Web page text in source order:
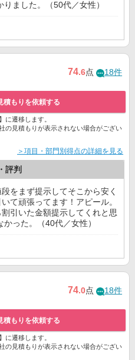
ました。（50代／女性）
74.6点 18件
積もりを依頼する
遷移します。
の見積もりが表示されない場合がござい
＞項目・部門別得点の詳細を見る
評判
をまず提示してそこから安く
て頑張ってます！アピール。
引いた金額提示してくれと思
った。（40代／女性）
74.0点 18件
積もりを依頼する
遷移します。
の見積もりが表示されない場合がござい